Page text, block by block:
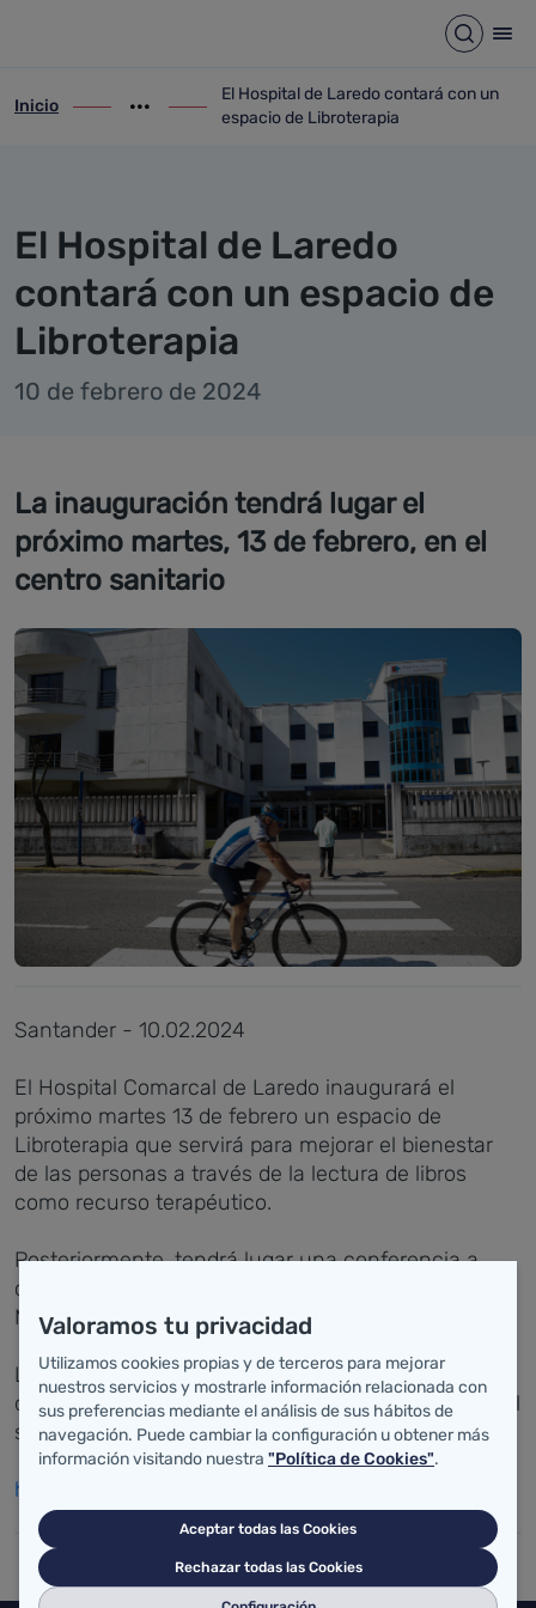
Abrir
ir-a inicio
Inicio
Mostrar opciones del camino de migas
ir-a El Hospital de Laredo contará con
El Hospital de Laredo contará con un
espacio de Libroterapia
El Hospital de Laredo
contará con un espacio de
Libroterapia
10 de febrero de 2024
La inauguración tendrá lugar el
próximo martes, 13 de febrero, en el
centro sanitario
Santander - 10.02.2024
El Hospital Comarcal de Laredo inaugurará el
próximo martes 13 de febrero un espacio de
Libroterapia que servirá para mejorar el bienestar
de las personas a través de la lectura de libros
como recurso terapéutico.
Posteriormente, tendrá lugar una conferencia a
cargo del político y abogado, Alejandro Rojas
Marcos.
Los medios de comunicación podrán acudir al acto
que también se retransmitirá en directo a través del
siguiente enlace:
https://www.youtube.com/watch?v=0cjF0KArDYQ
Valoramos tu privacidad
Utilizamos cookies propias y de terceros para mejorar
nuestros servicios y mostrarle información relacionada con
sus preferencias mediante el análisis de sus hábitos de
navegación. Puede cambiar la configuración u obtener más
información visitando nuestra "Política de Cookies".
Aceptar todas las Cookies
Rechazar todas las Cookies